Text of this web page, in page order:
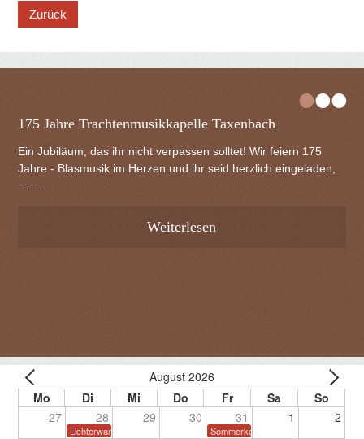
button
•••
175 Jahre Trachtenmusikkapelle Taxenbach
Ein Jubiläum, das ihr nicht verpassen solltet! Wir feiern 175
Jahre - Blasmusik im Herzen und ihr seid herzlich eingeladen,
… ...
Weiterlesen
August 2026
27 28 29 30 31 1 2
Lichterwanderung Sommerkonzert